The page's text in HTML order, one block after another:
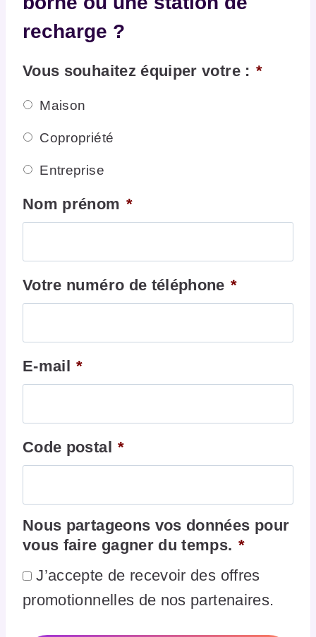
recharge ?
Vous souhaitez équiper votre : *
Maison
Copropriété
Entreprise
Nom prénom *
Votre numéro de téléphone *
E-mail *
Code postal *
Nous partageons vos données pour
vous faire gagner du temps. *
J’accepte de recevoir des offres
promotionnelles de nos partenaires.